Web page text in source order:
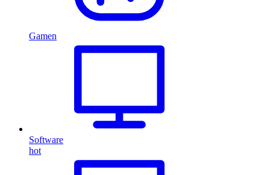
Gamen
Software
hot